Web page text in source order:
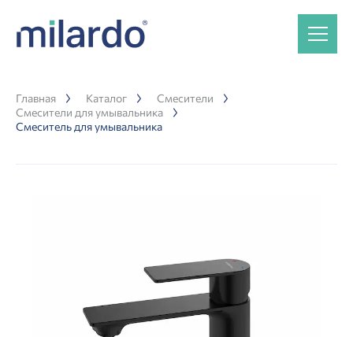
Главная Каталог
Смесители
Смесители для умывальника
Смеситель для умывальника